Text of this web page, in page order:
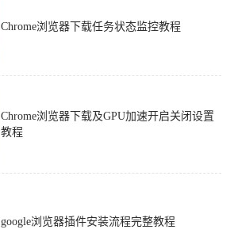
Chrome浏览器下载任务状态监控教程
Chrome浏览器下载及GPU加速开启关闭设置
教程
google浏览器插件安装流程完整教程